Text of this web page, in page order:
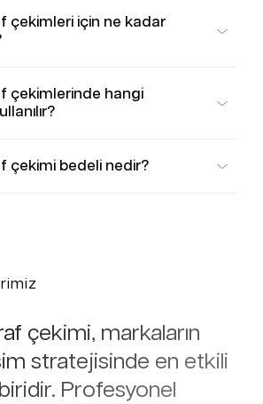
çekimleri için ne kadar
çekimlerinde hangi
çekimi bedeli nedir?
çekimi, markaların
stratejisinde en etkili
Profesyonel